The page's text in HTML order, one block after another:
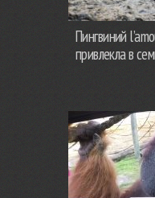
Пингвиний
привлекла в